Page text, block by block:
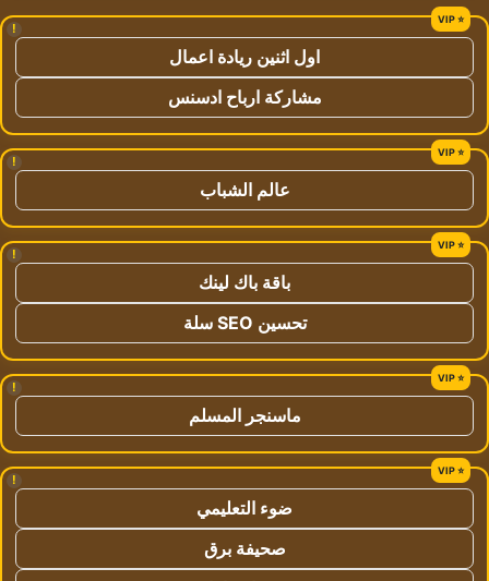
!
اول اثنين ريادة اعمال
مشاركة ارباح ادسنس
!
عالم الشباب
!
باقة باك لينك
تحسين SEO سلة
!
ماسنجر المسلم
!
ضوء التعليمي
صحيفة برق